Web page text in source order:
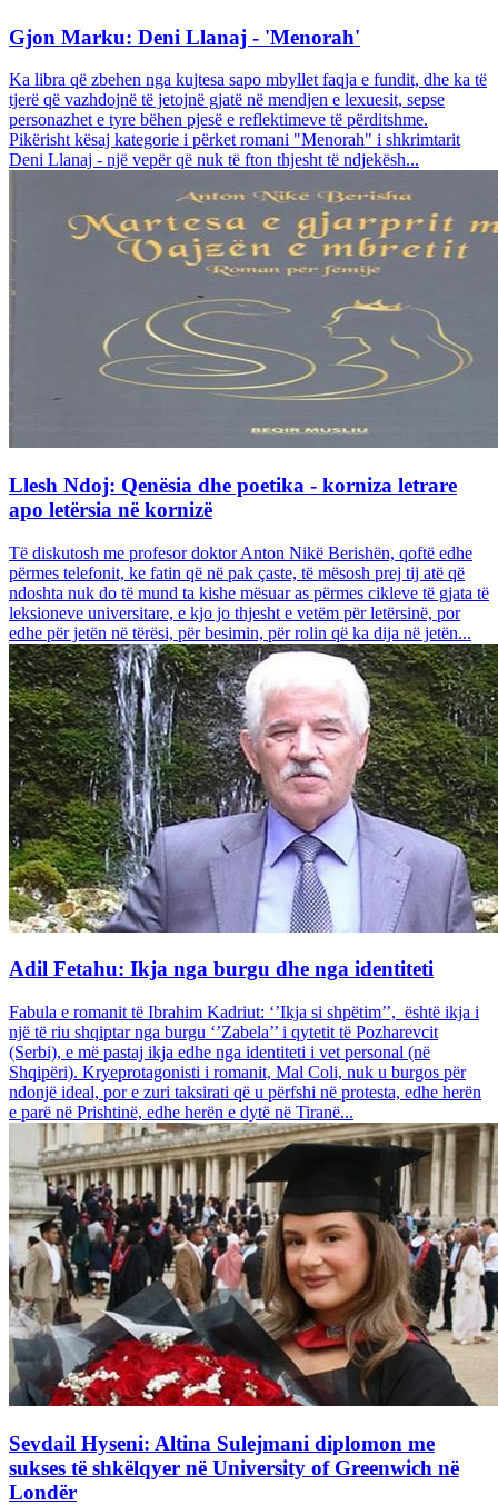
Gjon Marku: Deni Llanaj - 'Menorah'
Ka libra që zbehen nga kujtesa sapo mbyllet faqja e fundit, dhe ka të
tjerë që vazhdojnë të jetojnë gjatë në mendjen e lexuesit, sepse
personazhet e tyre bëhen pjesë e reflektimeve të përditshme.
Pikërisht kësaj kategorie i përket romani "Menorah" i shkrimtarit
Deni Llanaj - një vepër që nuk të fton thjesht të ndjekësh...
Llesh Ndoj: Qenësia dhe poetika - korniza letrare
apo letërsia në kornizë
Të diskutosh me profesor doktor Anton Nikë Berishën, qoftë edhe
përmes telefonit, ke fatin që në pak çaste, të mësosh prej tij atë që
ndoshta nuk do të mund ta kishe mësuar as përmes cikleve të gjata të
leksioneve universitare, e kjo jo thjesht e vetëm për letërsinë, por
edhe për jetën në tërësi, për besimin, për rolin që ka dija në jetën...
Adil Fetahu: Ikja nga burgu dhe nga identiteti
Fabula e romanit të Ibrahim Kadriut: ‘’Ikja si shpëtim’’, është ikja i
një të riu shqiptar nga burgu ‘’Zabela’’ i qytetit të Pozharevcit
(Serbi), e më pastaj ikja edhe nga identiteti i vet personal (në
Shqipëri). Kryeprotagonisti i romanit, Mal Coli, nuk u burgos për
ndonjë ideal, por e zuri taksirati që u përfshi në protesta, edhe herën
e parë në Prishtinë, edhe herën e dytë në Tiranë...
Sevdail Hyseni: Altina Sulejmani diplomon me
sukses të shkëlqyer në University of Greenwich në
Londër